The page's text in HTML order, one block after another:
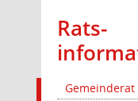
Rats­
Gemeinderat